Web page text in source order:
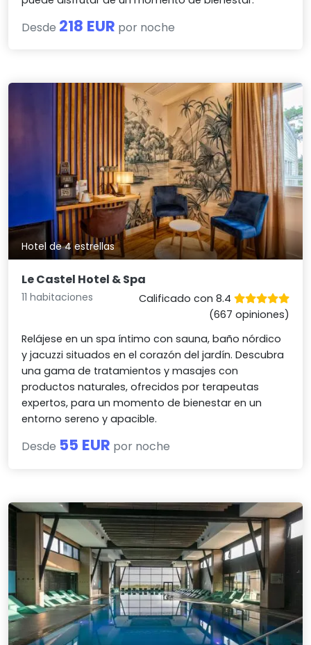
Desde 218 EUR por noche
Hotel de 4 estrellas
Le Castel Hotel & Spa
11 habitaciones
Calificado con 8.4
(667 opiniones)
Relájese en un spa íntimo con sauna, baño nórdico
y jacuzzi situados en el corazón del jardín. Descubra
una gama de tratamientos y masajes con
productos naturales, ofrecidos por terapeutas
expertos, para un momento de bienestar en un
entorno sereno y apacible.
Desde 55 EUR por noche